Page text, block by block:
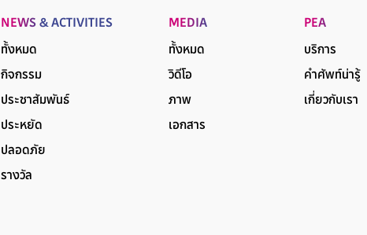
NEWS & ACTIVITIES
ทั้งหมด
กิจกรรม
ประชาสัมพันธ์
ประหยัด
ปลอดภัย
รางวัล
MEDIA
ทั้งหมด
วิดีโอ
ภาพ
เอกสาร
PEA
บริการ
คำศัพท์น่ารู้
เกี่ยวกับเรา